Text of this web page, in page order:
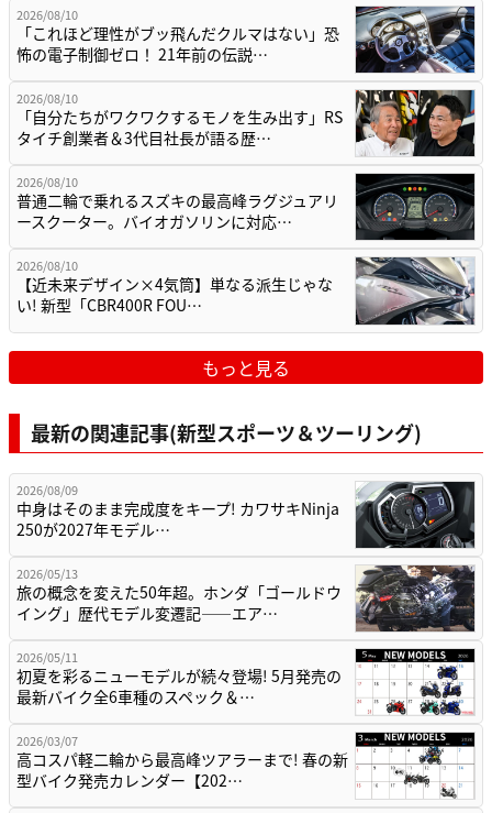
2026/08/10
「これほど理性がブッ飛んだクルマはない」恐
怖の電子制御ゼロ！ 21年前の伝説…
2026/08/10
「自分たちがワクワクするモノを生み出す」RS
タイチ創業者＆3代目社長が語る歴…
2026/08/10
普通二輪で乗れるスズキの最高峰ラグジュアリ
ースクーター。バイオガソリンに対応…
2026/08/10
【近未来デザイン×4気筒】単なる派生じゃな
い! 新型「CBR400R FOU…
もっと見る
最新の関連記事(新型スポーツ＆ツーリング)
2026/08/09
中身はそのまま完成度をキープ! カワサキNinja
250が2027年モデル…
2026/05/13
旅の概念を変えた50年超。ホンダ「ゴールドウ
イング」歴代モデル変遷記——エア…
2026/05/11
初夏を彩るニューモデルが続々登場! 5月発売の
最新バイク全6車種のスペック＆…
2026/03/07
高コスパ軽二輪から最高峰ツアラーまで! 春の新
型バイク発売カレンダー【202…